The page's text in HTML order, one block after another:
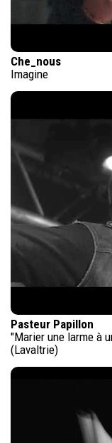
Che_nous
Imagine
Pasteur Papillon
"Marier une larme à
(Lavaltrie)